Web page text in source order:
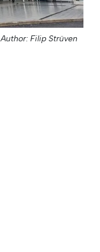
Author: Filip Strüven;